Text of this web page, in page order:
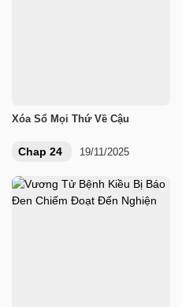
Xóa Sổ Mọi Thứ Về Cậu
Chap 24 19/11/2025